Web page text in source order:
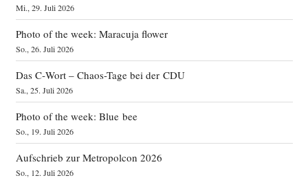
Mi., 29. Juli 2026
Photo of the week: Maracuja flower
So., 26. Juli 2026
Das C‑Wort – Chaos-Tage bei der CDU
Sa., 25. Juli 2026
Photo of the week: Blue bee
So., 19. Juli 2026
Aufschrieb zur Metropolcon 2026
So., 12. Juli 2026